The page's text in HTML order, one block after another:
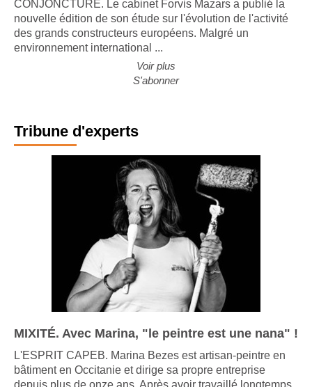
CONJONCTURE. Le cabinet Forvis Mazars a publié la
nouvelle édition de son étude sur l'évolution de l'activité
des grands constructeurs européens. Malgré un
Voir plus
Tribune d'experts
MIXITÉ. Avec Marina, "le peintre est une nana" !
L'ESPRIT CAPEB. Marina Bezes est artisan-peintre en
bâtiment en Occitanie et dirige sa propre entreprise